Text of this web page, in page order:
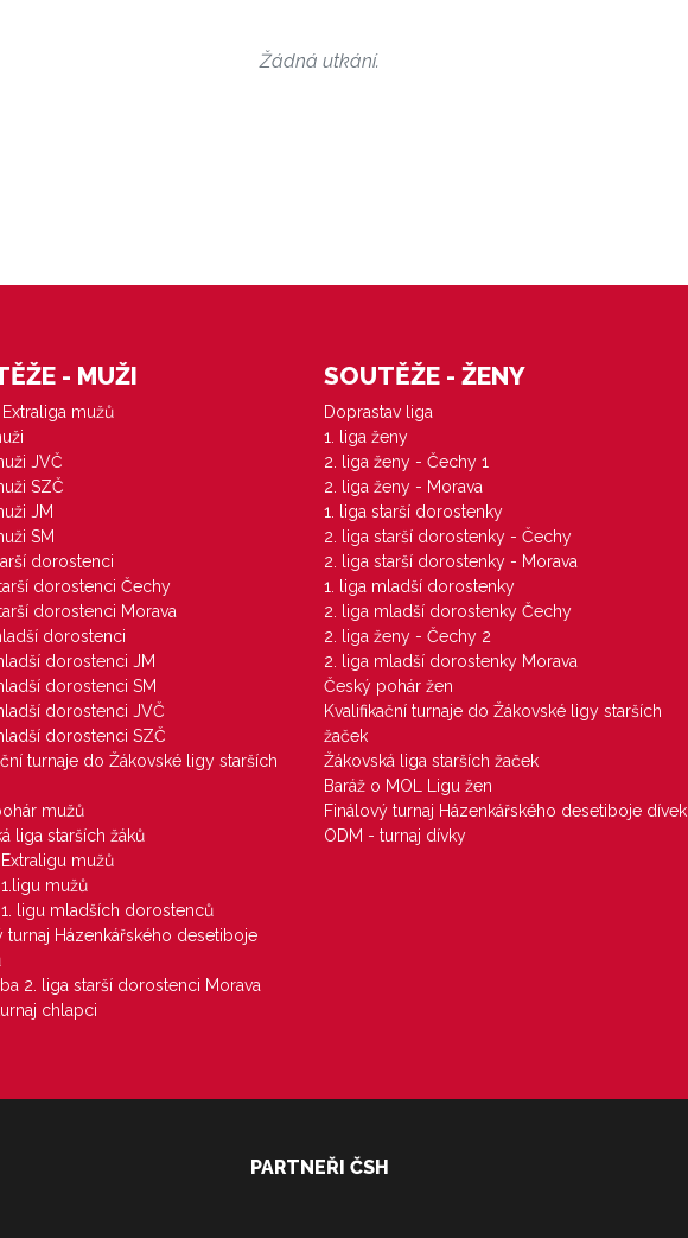
Žádná utkání.
- MUŽI
mužů
JVČ
SZČ
JM
SM
dorostenci
dorostenci Čechy
dorostenci Morava
dorostenci
dorostenci JM
dorostenci SM
dorostenci JVČ
dorostenci SZČ
turnaje do Žákovské ligy starších
mužů
liga starších žáků
mužů
mužů
1. ligu mladších dorostenců
turnaj Házenkářského desetiboje
2. liga starší dorostenci Morava
chlapci
SOUTĚŽE - ŽENY
Doprastav liga
1. liga ženy
2. liga ženy - Čechy 1
2. liga ženy - Morava
1. liga starší dorostenky
2. liga starší dorostenky - Čechy
2. liga starší dorostenky - Morava
1. liga mladší dorostenky
2. liga mladší dorostenky Čechy
2. liga ženy - Čechy 2
2. liga mladší dorostenky Morava
Český pohár žen
Kvalifikační turnaje do Žákovské ligy starších
žaček
Žákovská liga starších žaček
Baráž o MOL Ligu žen
Finálový turnaj Házenkářského desetiboje dívek
ODM - turnaj dívky
PARTNEŘI ČSH